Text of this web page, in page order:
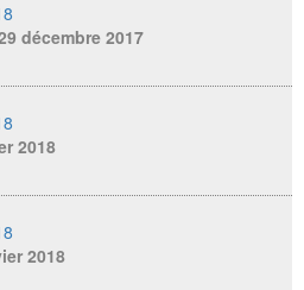
décembre 2017
2018
2018